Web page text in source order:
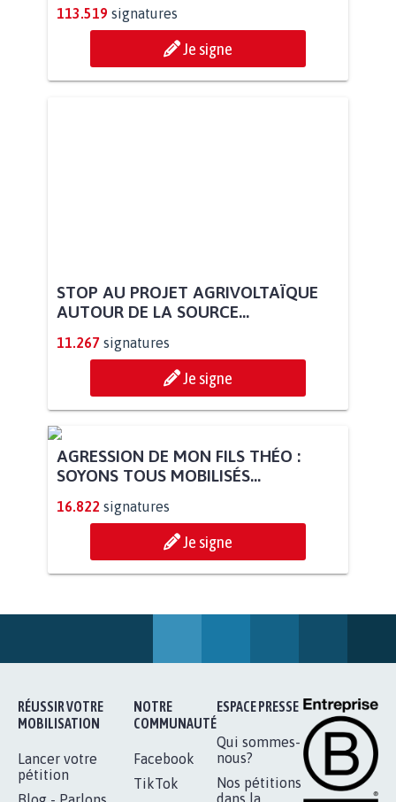
113.519 signatures
Je signe
STOP AU PROJET AGRIVOLTAÏQUE
AUTOUR DE LA SOURCE...
11.267 signatures
Je signe
AGRESSION DE MON FILS THÉO :
Je signe